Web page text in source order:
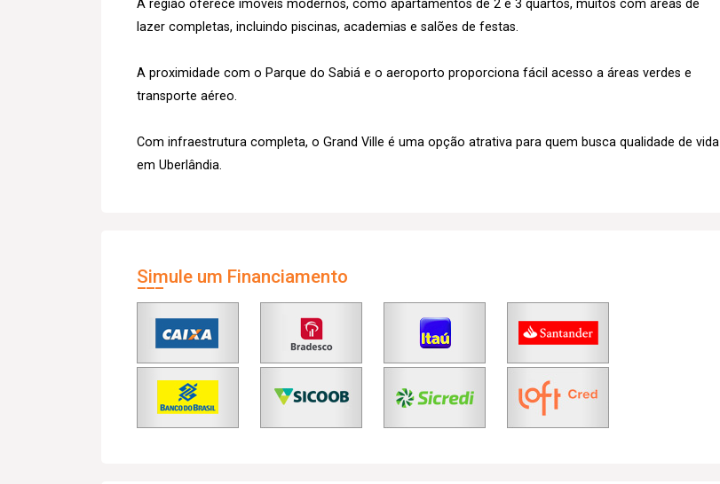
A região oferece imóveis modernos, como apartamentos de 2 e 3 quartos, muitos com áreas de
lazer completas, incluindo piscinas, academias e salões de festas.
A proximidade com o Parque do Sabiá e o aeroporto proporciona fácil acesso a áreas verdes e
transporte aéreo.
Com infraestrutura completa, o Grand Ville é uma opção atrativa para quem busca qualidade de vida
em Uberlândia.
Simule um Financiamento